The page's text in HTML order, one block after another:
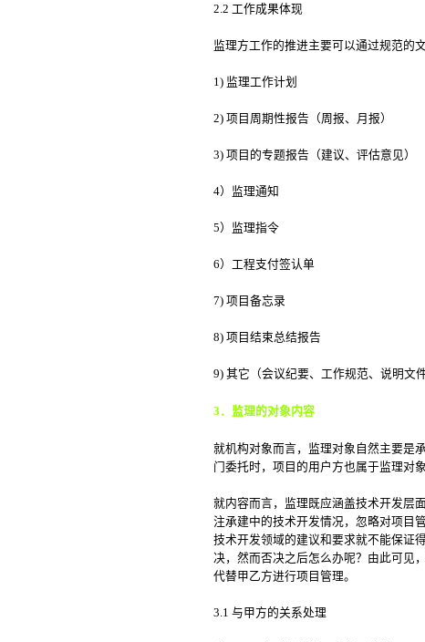
2.2 工作成果体现
监理方工作的推进主要可以通过规范的
1) 监理工作计划
2) 项目周期性报告（周报、月报）
3) 项目的专题报告（建议、评估意见）
4）监理通知
5）监理指令
6）工程支付签认单
7) 项目备忘录
8) 项目结束总结报告
9) 其它（会议纪要、工作规范、说明文
3 ．监理的对象内容
就机构对象而言，监理对象自然主要是
门委托时，项目的用户方也属于监理对象
就内容而言，监理既应涵盖技术开发层
注承建中的技术开发情况，忽略对项目
技术开发领域的建议和要求就不能保证
决，然而否决之后怎么办呢？由此可见
代替甲乙方进行项目管理。
3.1 与甲方的关系处理